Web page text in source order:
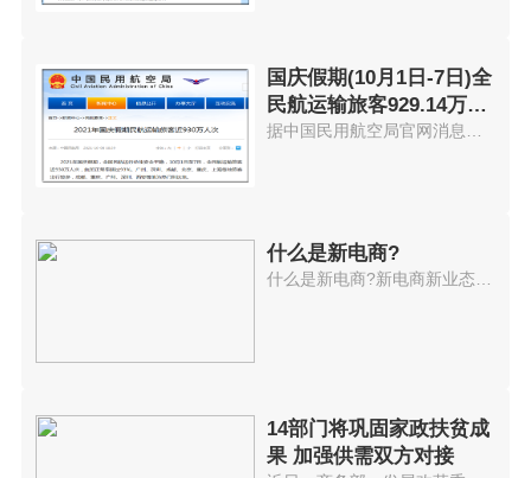
国庆假期(10月1日-7日)全
民航运输旅客929.14万人
次
什么是新电商?
14部门将巩固家政扶贫成
果 加强供需双方对接